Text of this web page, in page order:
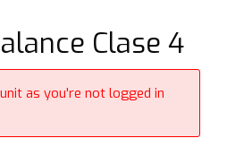
Clase 4
as you're not logged in